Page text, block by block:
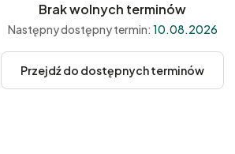
Brak wolnych terminów
Następny dostępny termin: 10.08.2026
Przejdź do dostępnych terminów